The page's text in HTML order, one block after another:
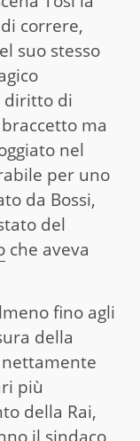
correre,
suo stesso
diritto di
ma
nel
per uno
da Bossi,
del
che aveva
fino agli
della
più
della Rai,